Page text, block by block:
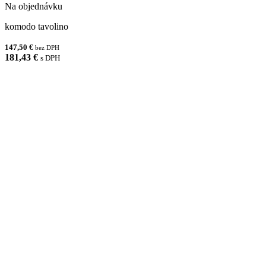
Na objednávku
komodo tavolino
147,50 € bez DPH
181,43 € s DPH